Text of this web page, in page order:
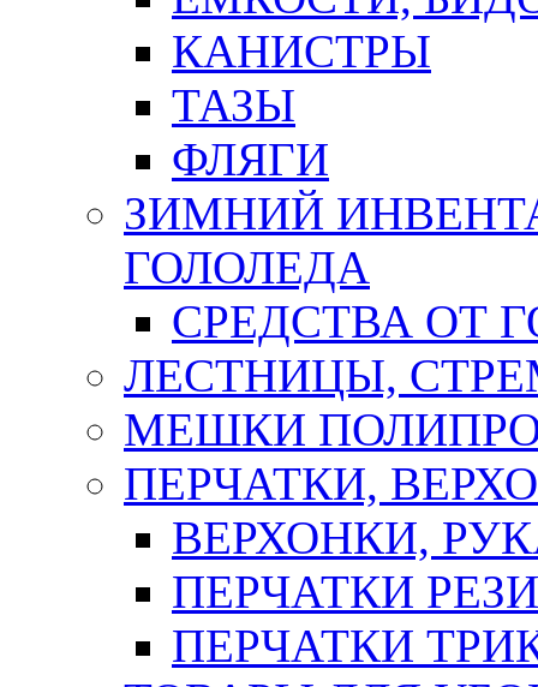
КАНИСТРЫ
ТАЗЫ
ФЛЯГИ
ЗИМНИЙ
ГОЛОЛЕДА
СРЕДСТВА ОТ
ЛЕСТНИЦЫ,
МЕШКИ
ПЕРЧАТКИ,
ВЕРХОНКИ,
ПЕРЧАТКИ
ПЕРЧАТКИ